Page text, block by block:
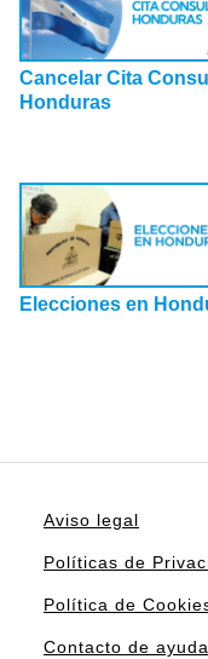
Cancelar Cita
Honduras
Elecciones en
Aviso legal
Políticas de
Política de
Contacto de ayuda